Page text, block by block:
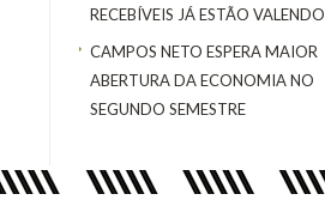
RECEBÍVEIS JÁ ESTÃO VALENDO
CAMPOS NETO ESPERA MAIOR
ABERTURA DA ECONOMIA NO
SEGUNDO SEMESTRE